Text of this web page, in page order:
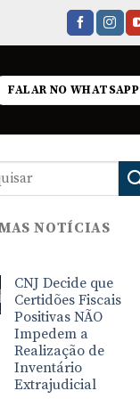
FALAR NO WHATSAPP
NOTÍCIAS
CNJ Decide que
Certidões Fiscais
Positivas NÃO
Impedem a
Realização de
Inventário
Extrajudicial